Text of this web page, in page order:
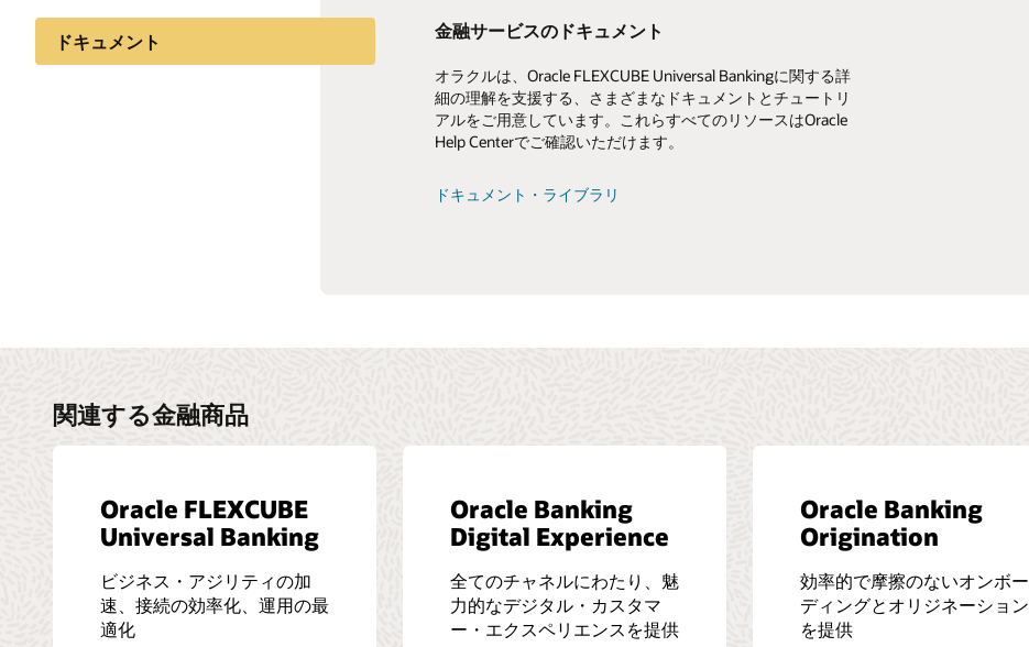
ドキュメント 金融サービスのドキュメント
オラクルは、Oracle FLEXCUBE Universal Bankingに関する詳
細の理解を支援する、さまざまなドキュメントとチュートリ
アルをご用意しています。これらすべてのリソースはOracle
Help Centerでご確認いただけます。
ドキュメント・ライブラリ
オラクル・コミュニティ
最新テクノロジーに関する情報、質問、コメントを入手して
共有します。
コミュニティに参加する
関連する金融商品
Oracle FLEXCUBE
Universal Banking
ビジネス・アジリティの加
速、接続の効率化、運用の最
適化
Oracle Banking
Digital Experience
全てのチャネルにわたり、魅
力的なデジタル・カスタマ
ー・エクスペリエンスを提供
Oracle Banking
Origination
効率的で摩擦のないオンボー
ディングとオリジネーション
を提供